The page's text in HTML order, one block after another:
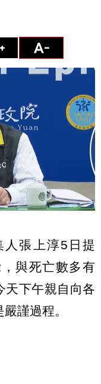
人張上淳5日提
與死亡數多有
天下午親自向各
謹過程。